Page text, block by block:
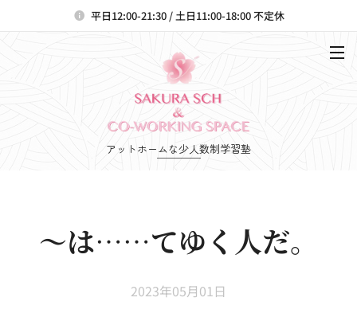
平日12:00-21:30 / 土日11:00-18:00 不定休
アットホームな少人数制学習塾
～は……てゆく人だ。
2023年05月01日